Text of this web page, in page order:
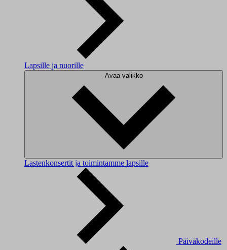
Lapsille ja nuorille
Avaa valikko
Lastenkonsertit ja toimintamme lapsille
Päiväkodeille